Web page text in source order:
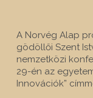
A Norvég Alap
gödöllői Szent
nemzetközi
29-én az
Innovációk”